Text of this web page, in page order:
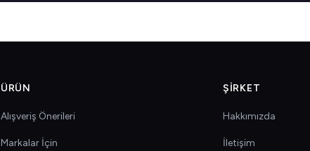
ÜRÜN
Alışveriş Önerileri
Markalar İçin
ŞIRKET
Hakkımızda
İletişim